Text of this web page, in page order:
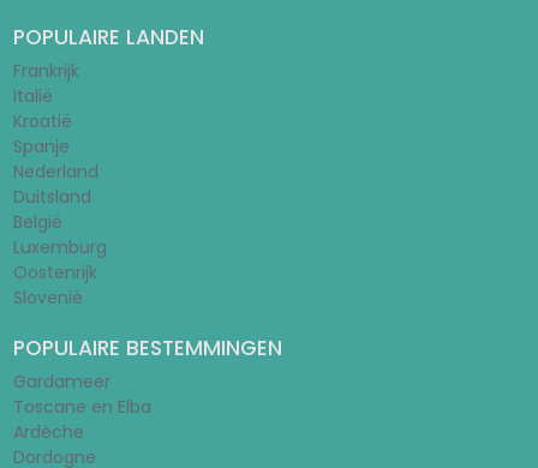
POPULAIRE LANDEN
Frankrijk
Italië
Kroatië
Spanje
Nederland
Duitsland
België
Luxemburg
Oostenrijk
Slovenië
POPULAIRE BESTEMMINGEN
Gardameer
Toscane en Elba
Ardèche
Dordogne